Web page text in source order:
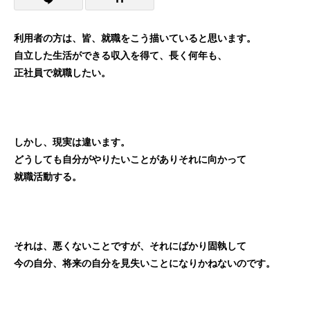
利用者の声
働き続けるための土台 全力禁止のススメ
利用者の方は、皆、就職をこう描いていると思います。
自立した生活ができる収入を得て、長く何年も、
正社員で就職したい。
しかし、現実は違います。
どうしても自分がやりたいことがありそれに向かって
就職活動する。
それは、悪くないことですが、それにばかり固執して
今の自分、将来の自分を見失いことになりかねないのです。